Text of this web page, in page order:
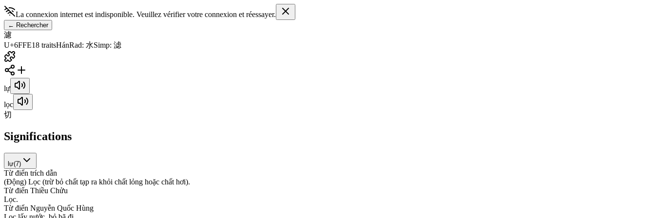
La connexion internet est indisponible. Veuillez vérifier votre connexion et réessayer.
← Rechercher
濾
U+6FFE18 traitsHánRad: 水Simp: 滤
lự
lọc
切
Significations
lự(7)
Từ điển trích dẫn
(Động) Lọc (trừ bỏ chất tạp ra khỏi chất lỏng hoặc chất hơi).
Từ điển Thiều Chửu
Lọc.
Từ điển Nguyễn Quốc Hùng